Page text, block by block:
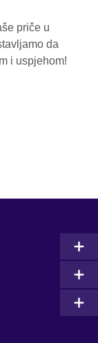
priče u
da
i uspjehom!